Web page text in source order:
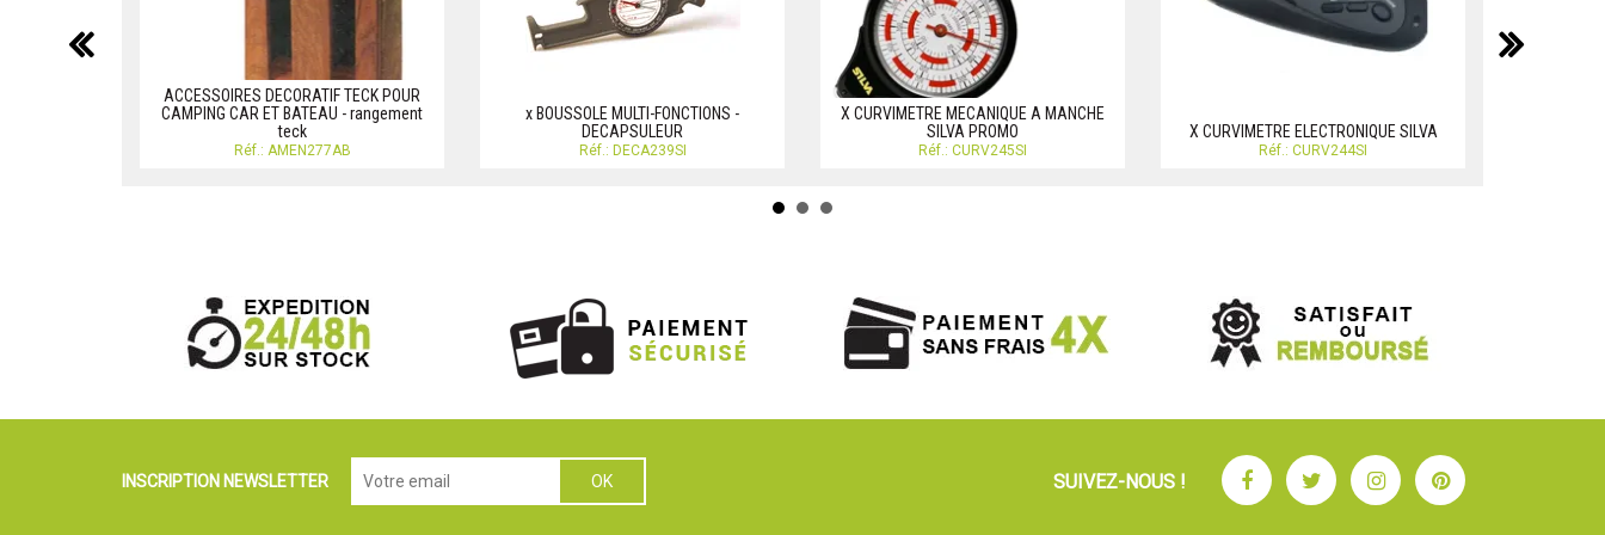
ACCESSOIRES DECORATIF TECK POUR
CAMPING CAR ET BATEAU - rangement
teck
Réf.: AMEN277AB
x BOUSSOLE MULTI-FONCTIONS -
DECAPSULEUR
Réf.: DECA239SI
X CURVIMETRE MECANIQUE A MANCHE
SILVA PROMO
Réf.: CURV245SI
X CURVIMETRE ELECTRONIQUE SILVA
Réf.: CURV244SI
précédent
INSCRIPTION NEWSLETTER SUIVEZ-NOUS ! FacebookTwitterInstagramPinterest